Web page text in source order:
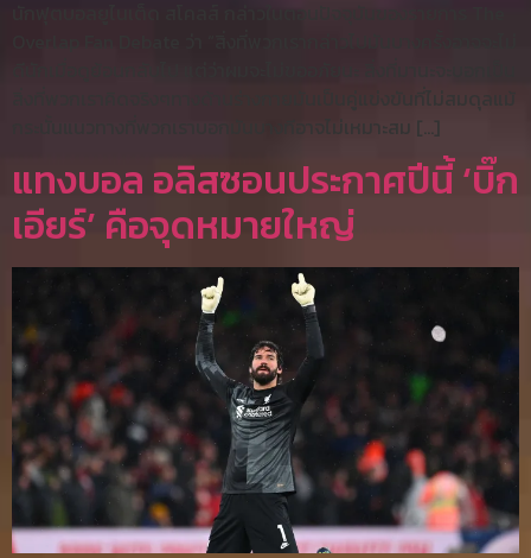
สิ่งที่พวกเราคิดจริงๆทางด้านร่างกายมันเป็นคู่แข่งขันที่ไม่สมดุลแม้
กระนั้นแนวทางที่พวกเราบอกมันบางทีอาจไม่เหมาะสม […]
แทงบอล อลิสซอนประกาศปีนี้ ‘บิ๊ก
เอียร์’ คือจุดหมายใหญ่